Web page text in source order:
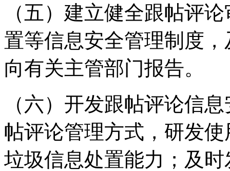
（五）建立健全跟帖评
置等信息安全管理制度
向有关主管部门报告。
（六）开发跟帖评论信
帖评论管理方式，研发
垃圾信息处置能力；及